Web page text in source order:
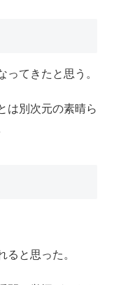
ってきたと思う。
は別次元の素晴ら
と思った。